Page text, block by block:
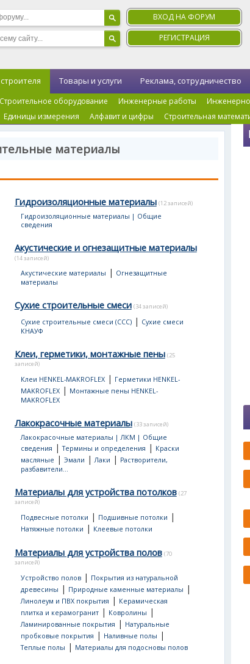
ВХОД НА ФОРУМ
РЕГИСТРАЦИЯ
Строительное оборудование Инженерные работы
Единицы измерения Алфавит и цифры Строительная
Товары и услуги Реклама, сотрудничество
материалы
Гидроизоляционные материалы (12 записей)
Гидроизоляционные материалы | Общие
сведения
Акустические и огнезащитные материалы
(14 записей)
Акустические материалы | Огнезащитные
материалы
Сухие строительные смеси (34 записей)
Сухие строительные смеси (ССС)| Сухие смеси
КНАУФ
Клеи, герметики, монтажные пены (25
записей)
Клеи HENKEL-MAKROFLEX| Герметики HENKEL-
MAKROFLEX| Монтажные пены HENKEL-
MAKROFLEX
Лакокрасочные материалы (33 записей)
Лакокрасочные материалы | ЛКМ | Общие
сведения |Термины и определения | Краски
масляные | Эмали |Лаки | Растворители,
разбавители...
Материалы для устройства потолков (27
записей)
Подвесные потолки | Подшивные потолки |
Натяжные потолки | Клеевые потолки
Материалы для устройства полов (70
записей)
Устройство полов| Покрытия из натуральной
древесины | Природные каменные материалы |
Линолеум и ПВХ покрытия | Керамическая
плитка и керамогранит| Ковролины |
Ламинированные покрытия | Натуральные
пробковые покрытия | Наливные полы |
Теплые полы | Материалы для подосновы полов